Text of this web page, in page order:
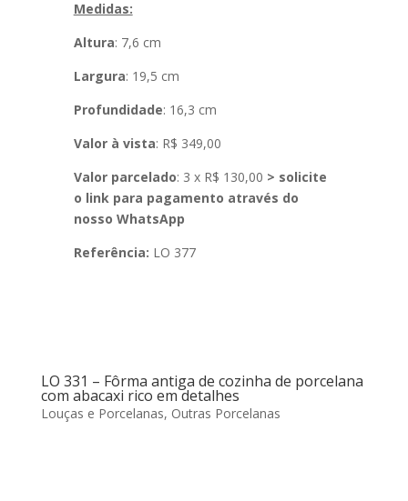
Medidas:
Altura: 7,6 cm
Largura: 19,5 cm
Profundidade: 16,3 cm
Valor à vista: R$ 349,00
Valor parcelado: 3 x R$ 130,00 > solicite
o link para pagamento através do
nosso WhatsApp
Referência: LO 377
LO 331 – Fôrma antiga de cozinha de porcelana
com abacaxi rico em detalhes
Louças e Porcelanas, Outras Porcelanas